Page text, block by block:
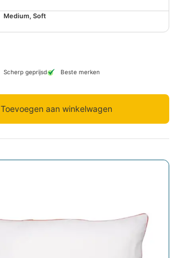
Medium, Soft
Scherp geprijsd Beste merken
Toevoegen aan winkelwagen